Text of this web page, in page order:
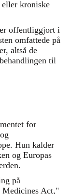
kroniske
offentliggjort i
omfattede på
altså de
til
for
Hun kalder
og Europas
på
Medicines Act,"